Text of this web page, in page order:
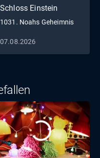
Schloss Einstein
1031. Noahs Geheimnis
07.08.2026